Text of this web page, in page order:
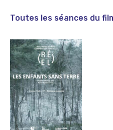
Toutes les séances du